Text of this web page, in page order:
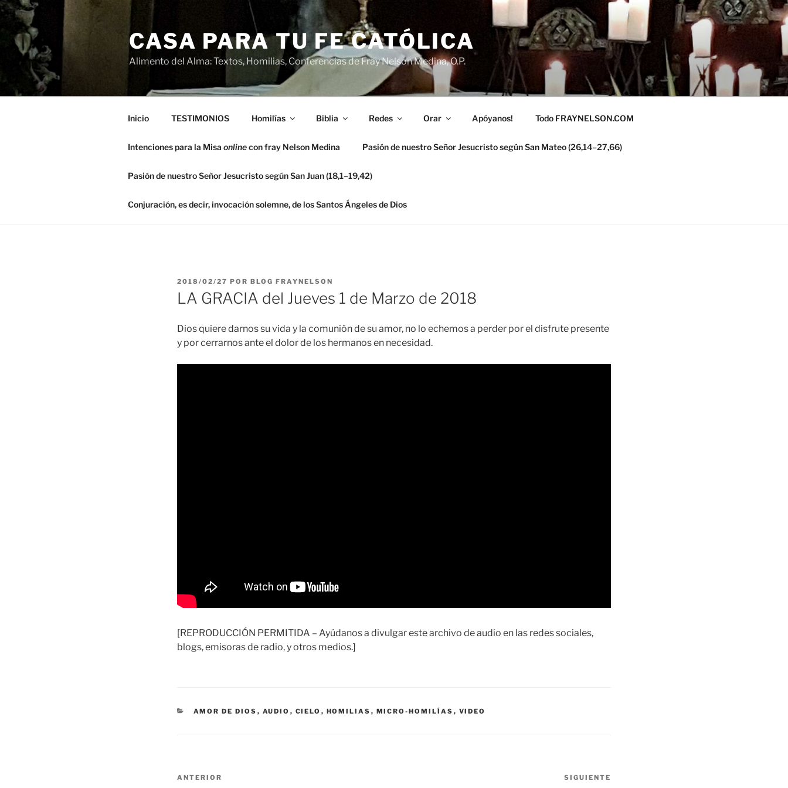
Saltar
contenido
CASA PARA TU FE CATÓLICA
Alimento del Alma: Textos, Homilias, Conferencias de Fray Nelson Medina, O.P.
Inicio TESTIMONIOS Homilías Biblia Redes Orar Apóyanos! Todo FRAYNELSON.COM
Intenciones para la Misa onlinecon fray Nelson Medina Pasión de nuestro Señor Jesucristo según San Mateo (26,14–27,66)
Pasión de nuestro Señor Jesucristo según San Juan (18,1–19,42)
Conjuración, es decir, invocación solemne, de los Santos Ángeles de Dios
PUBLICADO
EL
2018/02/27 POR BLOG FRAYNELSON
LA GRACIA del Jueves 1 de Marzo de 2018
Dios quiere darnos su vida y la comunión de su amor, no lo echemos a perder por el disfrute presente
y por cerrarnos ante el dolor de los hermanos en necesidad.
[REPRODUCCIÓN PERMITIDA – Ayúdanos a divulgar este archivo de audio en las redes sociales,
blogs, emisoras de radio, y otros medios.]
CATEGORÍAS
AMOR DE DIOS , AUDIO , CIELO , HOMILIAS , MICRO-HOMILÍAS , VIDEO
Navegación
Entrada
ANTERIOR SIGUIENTE